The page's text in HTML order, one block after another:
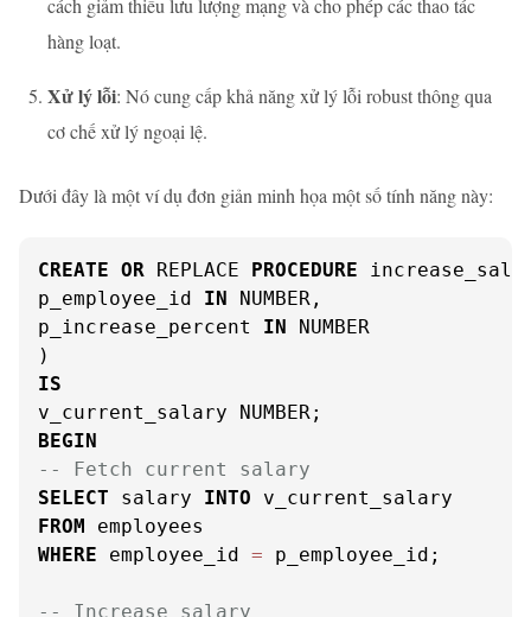
cách giảm thiểu lưu lượng mạng và cho phép các thao tác
hàng loạt.
Xử lý lỗi: Nó cung cấp khả năng xử lý lỗi robust thông qua
cơ chế xử lý ngoại lệ.
Dưới đây là một ví dụ đơn giản minh họa một số tính năng này:
CREATE OR REPLACE PROCEDURE
p_employee_id IN NUMBER,
p_increase_percent IN NUMBER
IS
BEGIN
-- Fetch current salary
SELECT salary INTO
FROM
WHERE employee_id = p_employee_id;
-- Increase salary